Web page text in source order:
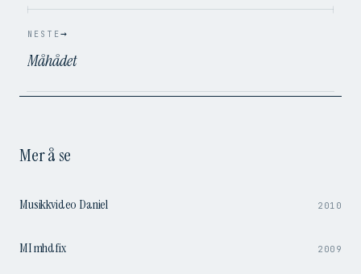
NESTE→
Måhådet
Mer å se
Musikkvideo Daniel 2010
13:01
MI mhdfix 2009
0:12